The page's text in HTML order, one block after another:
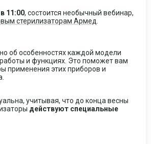
11:00, состоится необычный вебинар,
стерилизаторам Армед
об особенностях каждой модели
и функциях. Это поможет вам
применения этих приборов и
учитывая, что до конца весны
действуют специальные